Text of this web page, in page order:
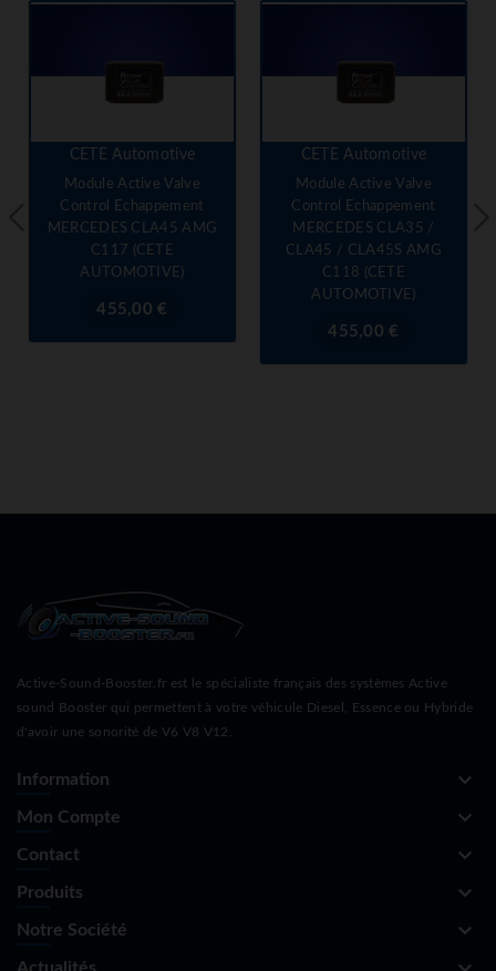
CETE Automotive
Module Active Valve
Control Echappement
MERCEDES CLA45 AMG
C117 (CETE
AUTOMOTIVE)
Prix
455,00 €
CETE Automotive
Module Active Valve
Control Echappement
MERCEDES CLA35 /
CLA45 / CLA45S AMG
C118 (CETE
AUTOMOTIVE)
Prix
455,00 €
Active-Sound-Booster.fr est le spécialiste français des systèmes Active
sound Booster qui permettent à votre véhicule Diesel, Essence ou Hybride
d'avoir une sonorité de V6 V8 V12.
Information keyboard_arrow_down
Mon Compte keyboard_arrow_down
Contact keyboard_arrow_down
Produits keyboard_arrow_down
Notre Société keyboard_arrow_down
Actualités